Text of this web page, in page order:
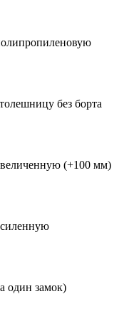
без борта
(+100 мм)
один замок)